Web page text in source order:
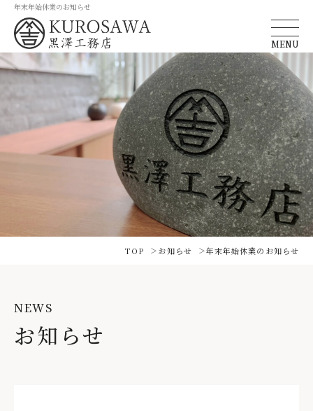
年末年始休業のお知らせ
MENU
TOP お知らせ 年末年始休業のお知らせ
NEWS
お知らせ